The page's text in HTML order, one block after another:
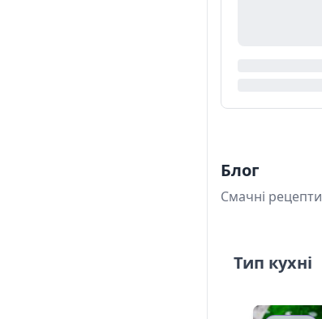
Блог
Смачні рецепти
Тип кухні